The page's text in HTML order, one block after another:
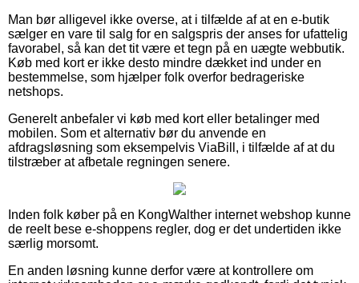
Man bør alligevel ikke overse, at i tilfælde af at en e-butik
sælger en vare til salg for en salgspris der anses for ufattelig
favorabel, så kan det tit være et tegn på en uægte webbutik.
Køb med kort er ikke desto mindre dækket ind under en
bestemmelse, som hjælper folk overfor bedrageriske
netshops.
Generelt anbefaler vi køb med kort eller betalinger med
mobilen. Som et alternativ bør du anvende en
afdragsløsning som eksempelvis ViaBill, i tilfælde af at du
tilstræber at afbetale regningen senere.
Inden folk køber på en KongWalther internet webshop kunne
de reelt bese e-shoppens regler, dog er det undertiden ikke
særlig morsomt.
En anden løsning kunne derfor være at kontrollere om